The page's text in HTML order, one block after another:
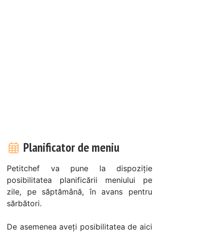
Planificator de meniu
Petitchef va pune la dispoziție
posibilitatea planificării meniului pe
zile, pe săptămână, în avans pentru
sărbători.
De asemenea aveți posibilitatea de aici